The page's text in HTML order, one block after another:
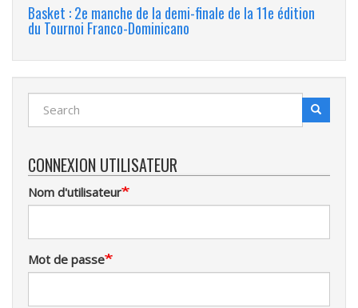
Basket : 2e manche de la demi-finale de la 11e édition
du Tournoi Franco-Dominicano
Recherche Search
CONNEXION UTILISATEUR
Nom d'utilisateur
Mot de passe